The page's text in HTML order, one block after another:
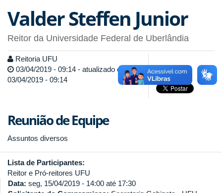
Valder Steffen Junior
Reitor da Universidade Federal de Uberlândia
Reitoria UFU
03/04/2019 - 09:14 - atualizado em
03/04/2019 - 09:14
Reunião de Equipe
Assuntos diversos
Lista de Participantes:
Reitor e Pró-reitores UFU
Data: seg, 15/04/2019 - 14:00 até 17:30